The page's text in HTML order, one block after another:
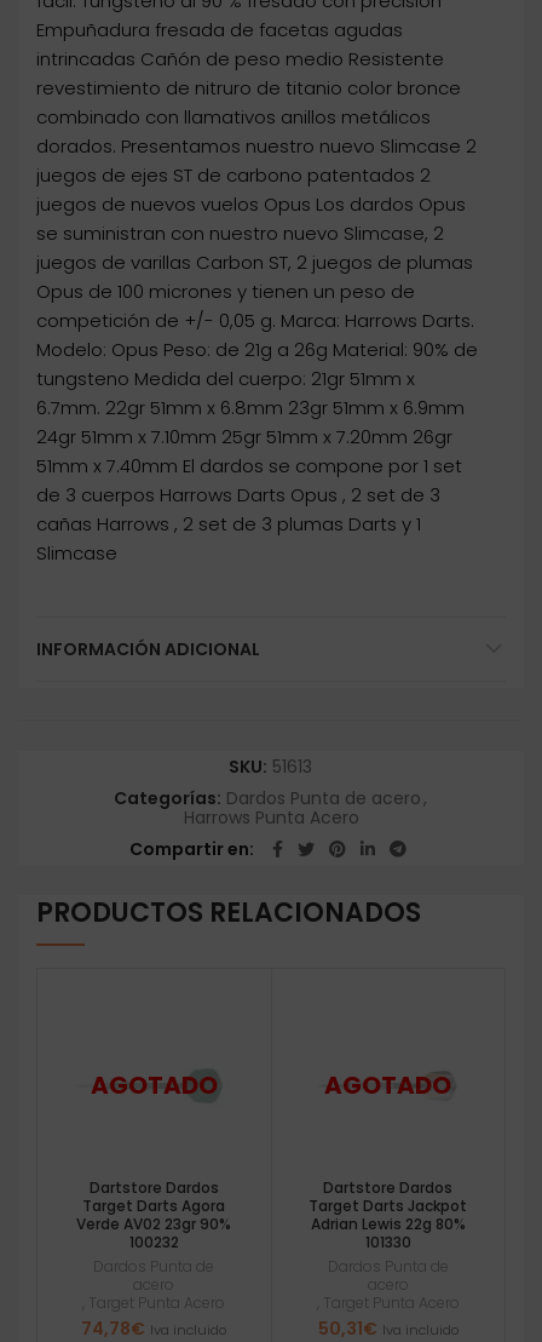
Empuñadura fresada de facetas agudas
intrincadas Cañón de peso medio Resistente
revestimiento de nitruro de titanio color bronce
combinado con llamativos anillos metálicos
dorados. Presentamos nuestro nuevo Slimcase 2
juegos de ejes ST de carbono patentados 2
juegos de nuevos vuelos Opus Los dardos Opus
se suministran con nuestro nuevo Slimcase, 2
juegos de varillas Carbon ST, 2 juegos de plumas
Opus de 100 micrones y tienen un peso de
competición de +/- 0,05 g. Marca: Harrows Darts.
Modelo: Opus Peso: de 21g a 26g Material: 90% de
tungsteno Medida del cuerpo: 21gr 51mm x
6.7mm. 22gr 51mm x 6.8mm 23gr 51mm x 6.9mm
24gr 51mm x 7.10mm 25gr 51mm x 7.20mm 26gr
51mm x 7.40mm El dardos se compone por 1 set
de 3 cuerpos Harrows Darts Opus , 2 set de 3
cañas Harrows , 2 set de 3 plumas Darts y 1
Slimcase
INFORMACIÓN ADICIONAL
SKU: 51613
Categorías: Dardos Punta de acero,
Harrows Punta Acero
Compartir en
PRODUCTOS RELACIONADOS
Dartstore Dardos
Target Darts Agora
Verde AV02 23gr 90%
100232
Dardos Punta de
acero
Target Punta Acero
74,78€ Iva incluido
Dartstore Dardos
Target Darts Jackpot
Adrian Lewis 22g 80%
101330
Dardos Punta de
acero
Target Punta Acero
50,31€ Iva incluido